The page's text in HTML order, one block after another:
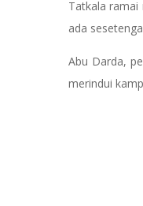
Tatkala ramai
ada
Abu Darda,
merindui